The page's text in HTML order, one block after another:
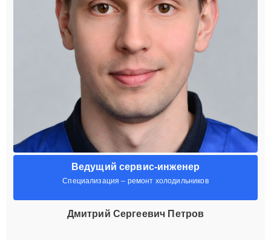
Ведущий сервис-инженер
Специализация – ремонт холодильников
Дмитрий Сергеевич Петров